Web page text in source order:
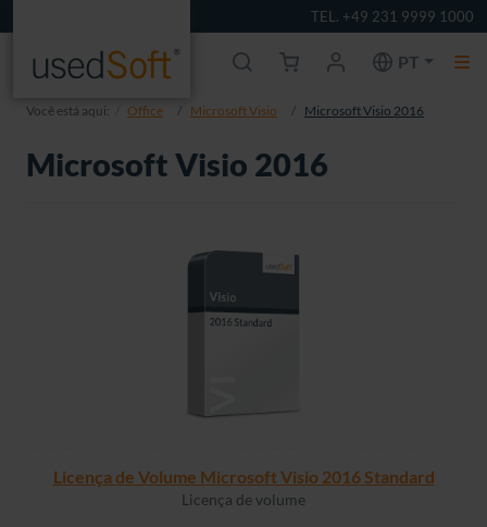
TEL. +49 231 9999 1000
PT
Você está aqui: Office Microsoft Visio Microsoft Visio 2016
Microsoft Visio 2016
Licença de Volume Microsoft Visio 2016 Standard
Licença de volume